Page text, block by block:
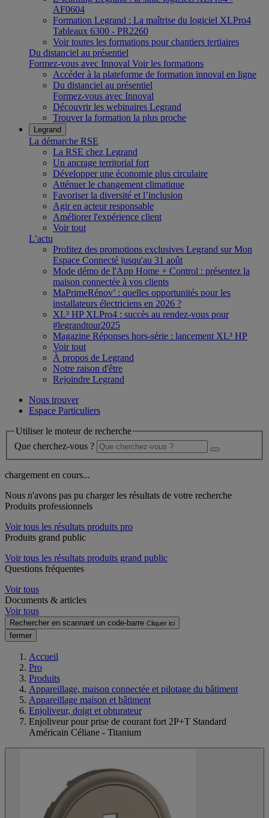
AF0604
Formation Legrand : La maîtrise du logiciel XLPro4
Tableaux 6300 - PR2260
Voir toutes les formations pour chantiers tertiaires
Du distanciel au présentiel
Formez-vous avec Innoval Voir les formations
Accéder à la plateforme de formation innoval en ligne
Du distanciel au présentiel
Formez-vous avec Innoval
Découvrir les webinaires Legrand
Trouver la formation la plus proche
Legrand
La démarche RSE
La RSE chez Legrand
Un ancrage territorial fort
Développer une économie plus circulaire
Atténuer le changement climatique
Favoriser la diversité et l’inclusion
Agir en acteur responsable
Améliorer l'expérience client
Voir tout
L’actu
Profitez des promotions exclusives Legrand sur Mon
Espace Connecté jusqu'au 31 août
Mode démo de l'App Home + Control : présentez la
maison connectée à vos clients
MaPrimeRénov’ : quelles opportunités pour les
installateurs électriciens en 2026 ?
XL³ HP XLPro4 : succès au rendez-vous pour
#legrandtour2025
Magazine Réponses hors-série : lancement XL³ HP
Voir tout
À propos de Legrand
Notre raison d'être
Rejoindre Legrand
Nous trouver
Espace Particuliers
Utiliser le moteur de recherche
Que cherchez-vous ?
chargement en cours...
Nous n'avons pas pu charger les résultats de votre recherche
Produits professionnels
Voir tous les résultats produits pro
Produits grand public
Voir tous les résultats produits grand public
Questions fréquentes
Voir tous
Documents & articles
Voir tous
Rechercher en scannant un code-barre Cliquer ici
fermer
Accueil
Pro
Produits
Appareillage, maison connectée et pilotage du bâtiment
Appareillage maison et bâtiment
Enjoliveur, doigt et obturateur
Enjoliveur pour prise de courant fort 2P+T Standard
Américain Céliane - Titanium